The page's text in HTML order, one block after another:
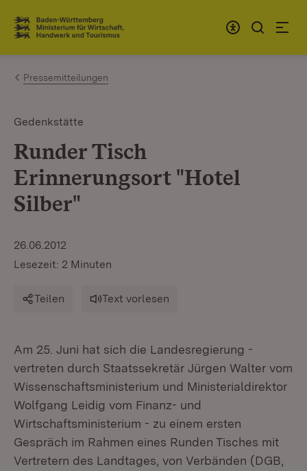
Zum Inhalt springen
Link zur Startseite
Pressemitteilungen
Gedenkstätte
Runder Tisch
Erinnerungsort "Hotel
Silber"
26.06.2012
Lesezeit: 2 Minuten
Teilen Text vorlesen
Am 25. Juni hat sich die Landesregierung -
vertreten durch Staatssekretär Jürgen Walter vom
Wissenschaftsministerium und Ministerialdirektor
Wolfgang Leidig vom Finanz- und
Wirtschaftsministerium - zu einem ersten
Gespräch im Rahmen eines Runden Tisches mit
Vertretern des Landtages, von Verbänden (DGB,